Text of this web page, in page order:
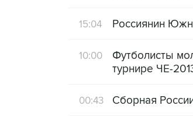
15:04 Россиянин
10:00
Футболисты
турнире ЧЕ-
00:43 Сборная